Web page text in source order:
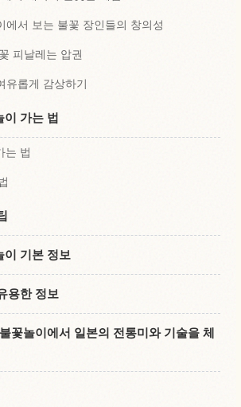
에서 보는 불꽃 장인들의 창의성
피날레는 압권
유롭게 감상하기
이 가는 법
는 법
이 기본 정보
용한 정보
꽃놀이에서 일본의 전통미와 기술을 체